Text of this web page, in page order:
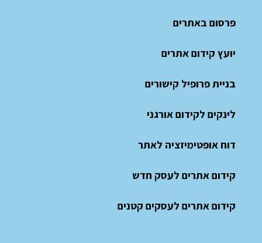
פרסום באתרים
יועץ קידום אתרים
בניית פרופיל קישורים
לינקים לקידום אורגני
דוח אופטימיזציה לאתר
קידום אתרים לעסק חדש
קידום אתרים לעסקים קטנים